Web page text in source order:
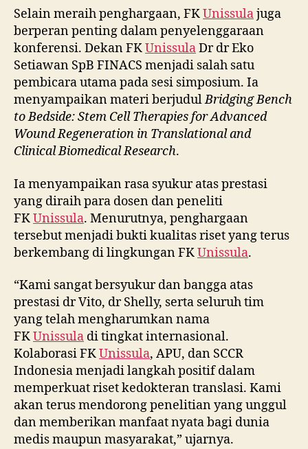
Selain meraih penghargaan, FKUnissulajuga
berperan penting dalam penyelenggaraan
konferensi. Dekan FKUnissulaDr dr Eko
Setiawan SpB FINACS menjadi salah satu
pembicara utama pada sesi simposium. Ia
menyampaikan materi berjudulBridging Bench
to Bedside: Stem Cell Therapies for Advanced
Wound Regeneration in Translational and
Clinical Biomedical Research.
Ia menyampaikan rasa syukur atas prestasi
yang diraih para dosen dan peneliti
FKUnissula. Menurutnya, penghargaan
tersebut menjadi bukti kualitas riset yang terus
berkembang di lingkungan FKUnissula.
“Kami sangat bersyukur dan bangga atas
prestasi dr Vito, dr Shelly, serta seluruh tim
yang telah mengharumkan nama
FKUnissula di tingkat internasional.
Kolaborasi FKUnissula, APU, dan SCCR
Indonesia menjadi langkah positif dalam
memperkuat riset kedokteran translasi. Kami
akan terus mendorong penelitian yang unggul
dan memberikan manfaat nyata bagi dunia
medis maupun masyarakat,” ujarnya.